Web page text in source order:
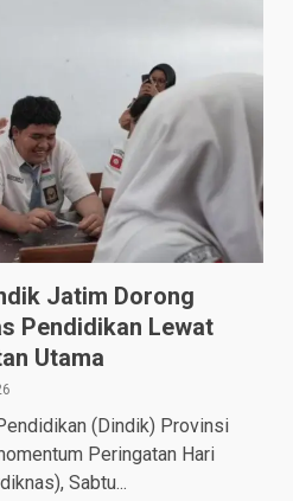
Jatim Dorong
Pendidikan Lewat
Utama
(Dindik) Provinsi
Peringatan Hari
Sabtu...